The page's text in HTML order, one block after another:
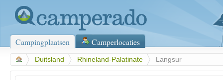
Campingplaatsen Camperlocaties
Duitsland Rhineland-Palatinate Langsur